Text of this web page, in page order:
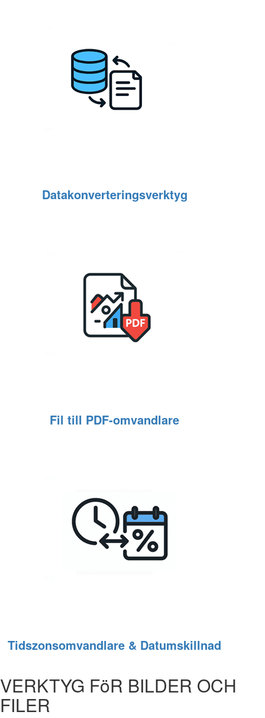
Datakonverteringsverktyg
Fil till PDF‑omvandlare
Tidszonsomvandlare & Datumskillnad
VERKTYG FöR BILDER OCH
FILER